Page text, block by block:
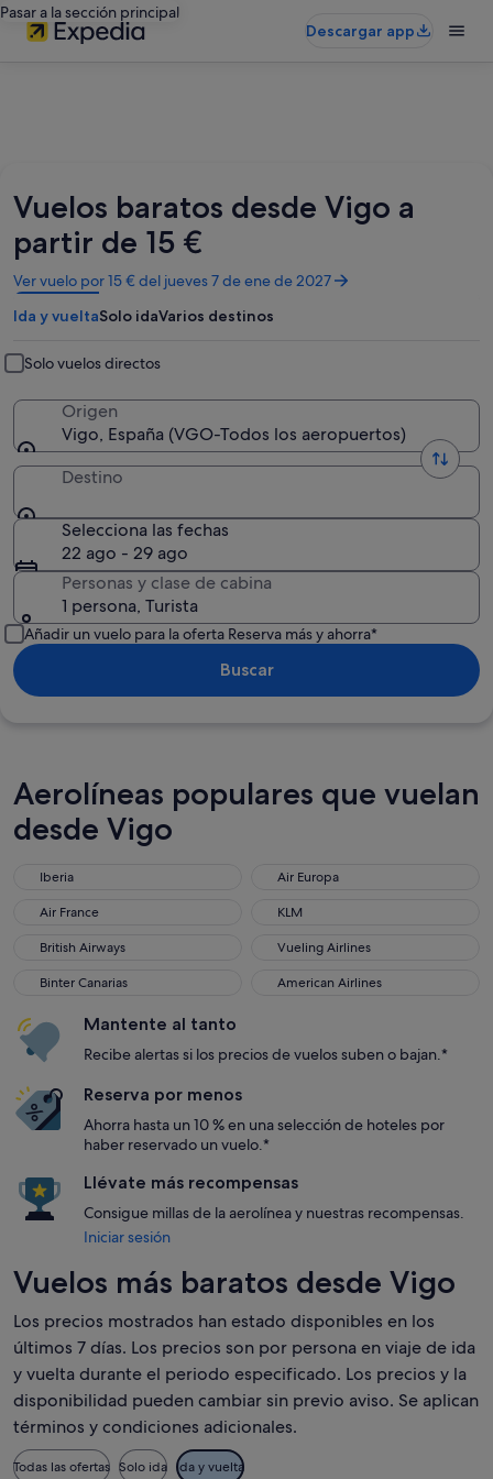
Pasar a la sección principal
Descargar app
Vuelos baratos desde Vigo a
partir de 15 €
Ver vuelo por 15 € del jueves 7 de ene de 2027
Se
abre
en
ventana
nueva
Ida y vueltaSolo idaVarios destinos
Solo vuelos directos
Origen
Vigo, España (VGO-Todos los aeropuertos)
Destino
Selecciona las fechas
22 ago - 29 ago
Personas y clase de cabina
1 persona, Turista
Añadir un vuelo para la oferta Reserva más y ahorra*
Buscar
Aerolíneas populares que vuelan
desde Vigo
Iberia
Air Europa
Air France
KLM
British Airways
Vueling Airlines
Binter Canarias
American Airlines
Mantente al tanto
Recibe alertas si los precios de vuelos suben o bajan.*
Reserva por menos
Ahorra hasta un 10 % en una selección de hoteles por
haber reservado un vuelo.*
Llévate más recompensas
Consigue millas de la aerolínea y nuestras recompensas.
Iniciar sesión
Vuelos más baratos desde Vigo
Los precios mostrados han estado disponibles en los
últimos 7 días. Los precios son por persona en viaje de ida
y vuelta durante el periodo especificado. Los precios y la
disponibilidad pueden cambiar sin previo aviso. Se aplican
términos y condiciones adicionales.
Todas las ofertas Solo ida Ida y vuelta